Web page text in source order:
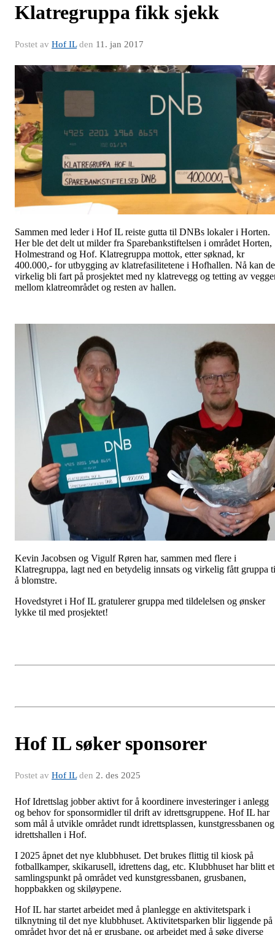
Klatregruppa fikk sjekk
Postet av Hof ILden 11. jan 2017
Sammen med leder i Hof IL reiste gutta til DNBs lokaler i Horten.
Her ble det delt ut milder fra Sparebankstiftelsen i området Horten,
Holmestrand og Hof. Klatregruppa mottok, etter søknad, kr
400.000,- for utbygging av klatrefasilitetene i Hofhallen. Nå kan
virkelig bli fart på prosjektet med ny klatrevegg og tetting av
mellom klatreområdet og resten av hallen.
Kevin Jacobsen og Vigulf Røren har, sammen med flere i
Klatregruppa, lagt ned en betydelig innsats og virkelig fått gruppa
å blomstre.
Hovedstyret i Hof IL gratulerer gruppa med tildelelsen og ønsker
lykke til med prosjektet!
Hof IL søker sponsorer
Postet av Hof ILden 2. des 2025
Hof Idrettslag jobber aktivt for å koordinere investeringer i anlegg
og behov for sponsormidler til drift av idrettsgruppene. Hof IL har
som mål å utvikle området rundt idrettsplassen, kunstgressbanen og
idrettshallen i Hof.
I 2025 åpnet det nye klubbhuset. Det brukes flittig til kiosk på
fotballkamper, skikarusell, idrettens dag, etc. Klubbhuset har blitt et
samlingspunkt på området ved kunstgressbanen, grusbanen,
hoppbakken og skiløypene.
Hof IL har startet arbeidet med å planlegge en aktivitetspark i
tilknytning til det nye klubbhuset. Aktivitetsparken blir liggende på
området hvor det nå er grusbane, og arbeidet med å søke diverse